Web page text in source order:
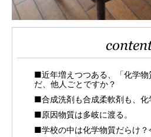
■近年増えつつある、「化学物
だ、他人ごとですか？
■合成洗剤も合成柔軟剤も、化
■原因物質は多岐に渡る。
■学校の中は化学物質だらけ？